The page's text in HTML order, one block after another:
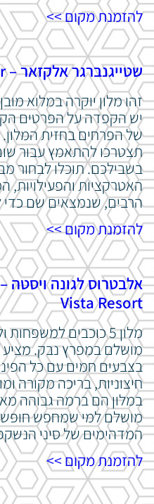
להזמנת מקום >>
שטייגנברגר אלקזאר – Steigenberger Alcazar
זהו מלון יוקרה במלוא
יש הקפדה על הפרטים
של הפרחים בחזית
תצטרכו להתאמץ עבור
בשבילכם. תוכלו לבחור
האטרקציות
הרבים, שנמצאים שם
להזמנת מקום >>
Vista Resort
מלון 5 כוכבים
מושלם במפרץ נבק. מציע
חיצוניות, בריכה מקורה
במלון הם ברמה גבוהה
מושלם למי שמחפש
המדהימים של סיני
להזמנת מקום >>